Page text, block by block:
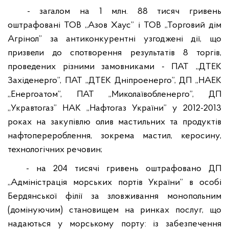
-
загалом на 1 млн. 88 тисяч гривень
оштрафовані ТОВ „Азов Хаус” і ТОВ „Торговий дім
Агрінол” за антиконкурентні узгоджені дії, що
призвели до спотворення результатів 8 торгів,
проведених різними замовниками - ПАТ „ДТЕК
Західенерго”, ПАТ „ДТЕК Дніпроенерго”, ДП „НАЕК
„Енергоатом”, ПАТ „Миколаївобленерго”,
ДП
„Укравтогаз” НАК „Нафтогаз України” у 2012-2013
роках на закупівлю олив мастильних та продуктів
нафтоперероблення, зокрема мастил, керосину,
технологічних речовин;
- на 204 тисячі гривень оштрафовано ДП
„Адміністрація морських портів України” в особі
Бердянської філії за зловживання монопольним
(домінуючим) становищем на ринках послуг, що
надаються у морському порту: із забезпечення